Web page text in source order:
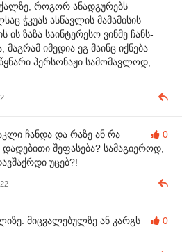
ქალზე, როგორ ანადგურებს
ჭკუას ასწავლის მამამისის
ზაზა საინტერესო ვინმე ჩანს-
იმედია ეგ მაინც იქნება
პერსონაჟი სამომავლოდ,
0
ჩანდა და რაზე ან რა
შეფასება? სამაგიეროდ,
უცებ?!
0
მიცვალებულზე ან კარგს